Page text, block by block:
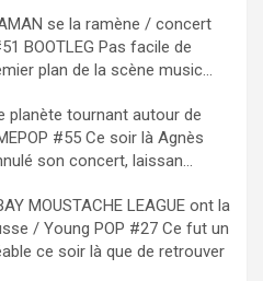
se la ramène / concert
BOOTLEG Pas facile de
plan de la scène music...
planète tournant autour de
#55 Ce soir là Agnès
son concert, laissan...
MOUSTACHE LEAGUE ont la
/ Young POP #27 Ce fut un
ce soir là que de retrouver